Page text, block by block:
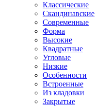
Классические
Скандинавские
Современные
Форма
Высокие
Квадратные
Угловые
Низкие
Особенности
Встроенные
Из кладовки
Закрытые